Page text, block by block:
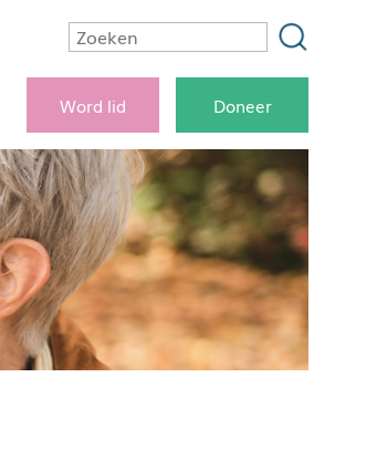
Word lid Doneer